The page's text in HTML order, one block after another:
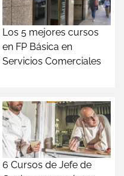
Los 5 mejores cursos
en FP Básica en
Servicios Comerciales
6 Cursos de Jefe de